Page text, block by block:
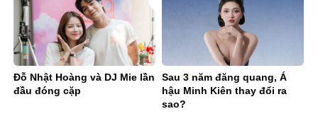
Đỗ Nhật Hoàng và DJ Mie lần
đầu đóng cặp
Sau 3 năm đăng quang, Á
hậu Minh Kiên thay đổi ra
sao?